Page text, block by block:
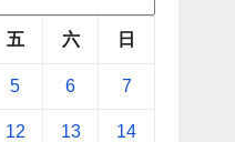
五 六 日
5 6 7
12 13 14